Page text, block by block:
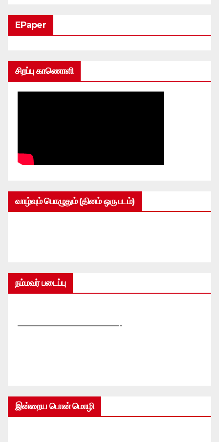
EPaper
சிறப்பு காணொளி
வாழ்வும் பொழுதும் (தினம் ஒரு படம்)
நம்மவர் படைப்பு
—————————————-
இன்றைய பொன் மொழி